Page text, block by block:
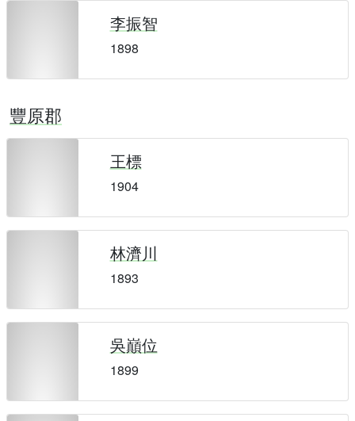
李振智
1898
豐原郡
王標
1904
林濟川
1893
吳巔位
1899